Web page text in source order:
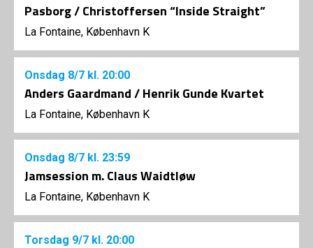
Pasborg / Christoffersen “Inside Straight”
La Fontaine, København K
Onsdag 8/7 kl. 20:00
Anders Gaardmand / Henrik Gunde Kvartet
La Fontaine, København K
Onsdag 8/7 kl. 23:59
Jamsession m. Claus Waidtløw
La Fontaine, København K
Torsdag 9/7 kl. 20:00